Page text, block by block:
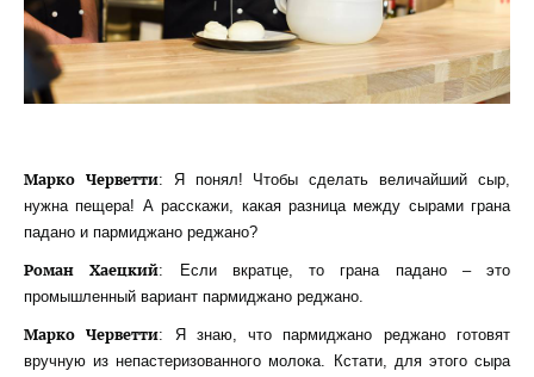
Марко Черветти: Я понял! Чтобы сделать величайший сыр,
нужна пещера! А расскажи, какая разница между сырами грана
падано и пармиджано реджано?
Роман Хаецкий: Если вкратце, то грана падано – это
промышленный вариант пармиджано реджано.
Марко Черветти: Я знаю, что пармиджано реджано готовят
вручную из непастеризованного молока. Кстати, для этого сыра